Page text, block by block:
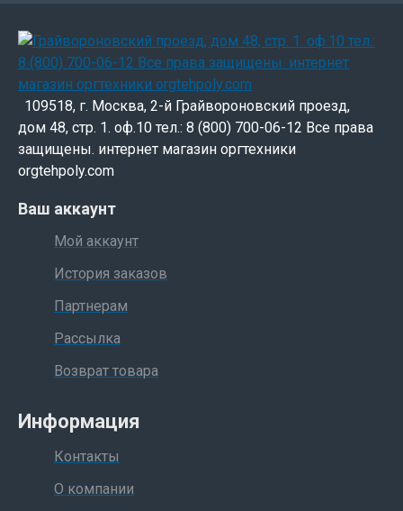
109518, г. Москва, 2-й Грайвороновский проезд,
дом 48, стр. 1. оф.10 тел.: 8 (800) 700-06-12 Все права
защищены. интернет магазин оргтехники
orgtehpoly.com
Ваш аккаунт
Мой аккаунт
История заказов
Партнерам
Рассылка
Возврат товара
Информация
Контакты
О компании